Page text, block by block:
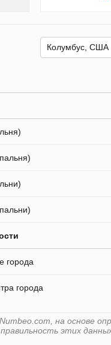
города
города
на основе
этих